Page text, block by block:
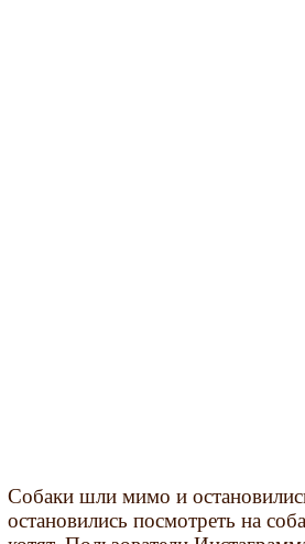
Собаки шли мимо и
остановились посмотреть на